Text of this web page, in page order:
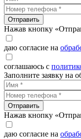
Отправить
Нажав кнопку
даю согласие на
соглашаюсь с
Заполните заявку на
Отправить
Нажав кнопку
даю согласие на